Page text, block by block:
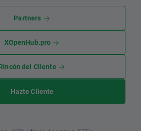
Partners
XOpenHub.pro
del Cliente
Hazte Cliente